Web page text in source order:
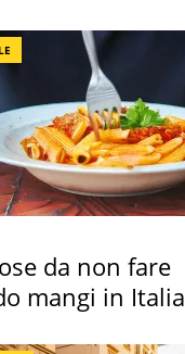
da non fare
mangi in Italia